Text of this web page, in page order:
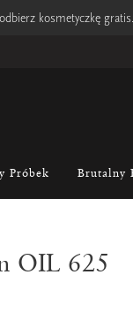
kosmetyczkę gratis.
Próbek Brutalny
OIL 625